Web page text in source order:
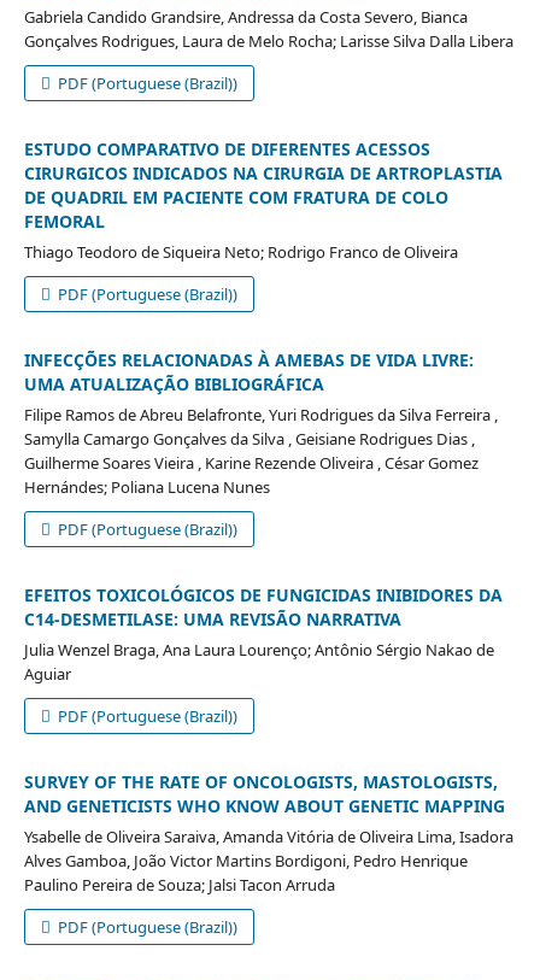
Gabriela Candido Grandsire, Andressa da Costa Severo, Bianca
Gonçalves Rodrigues, Laura de Melo Rocha; Larisse Silva Dalla Libera
PDF (Portuguese (Brazil))
ESTUDO COMPARATIVO DE DIFERENTES ACESSOS
CIRURGICOS INDICADOS NA CIRURGIA DE ARTROPLASTIA
DE QUADRIL EM PACIENTE COM FRATURA DE COLO
FEMORAL
Thiago Teodoro de Siqueira Neto; Rodrigo Franco de Oliveira
PDF (Portuguese (Brazil))
INFECÇÕES RELACIONADAS À AMEBAS DE VIDA LIVRE:
UMA ATUALIZAÇÃO BIBLIOGRÁFICA
Filipe Ramos de Abreu Belafronte, Yuri Rodrigues da Silva Ferreira ,
Samylla Camargo Gonçalves da Silva , Geisiane Rodrigues Dias ,
Guilherme Soares Vieira , Karine Rezende Oliveira , César Gomez
Hernándes; Poliana Lucena Nunes
PDF (Portuguese (Brazil))
EFEITOS TOXICOLÓGICOS DE FUNGICIDAS INIBIDORES DA
C14-DESMETILASE: UMA REVISÃO NARRATIVA
Julia Wenzel Braga, Ana Laura Lourenço; Antônio Sérgio Nakao de
Aguiar
PDF (Portuguese (Brazil))
SURVEY OF THE RATE OF ONCOLOGISTS, MASTOLOGISTS,
AND GENETICISTS WHO KNOW ABOUT GENETIC MAPPING
Ysabelle de Oliveira Saraiva, Amanda Vitória de Oliveira Lima, Isadora
Alves Gamboa, João Victor Martins Bordigoni, Pedro Henrique
Paulino Pereira de Souza; Jalsi Tacon Arruda
PDF (Portuguese (Brazil))